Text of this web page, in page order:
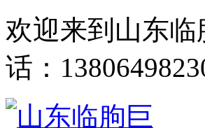
欢迎来到山东
话：